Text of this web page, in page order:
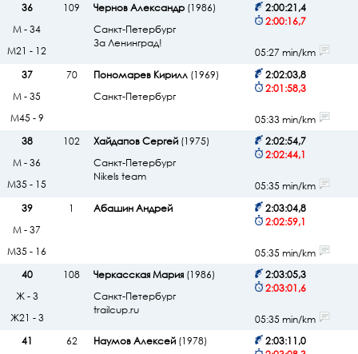
36
109 Чернов Александр(1986)
Санкт-Петербург
За Ленинград!
2:00:21,4
2:00:16,7
М - 34
М21 - 12
05:27 min/km
37
70 Пономарев Кирилл(1969)
Санкт-Петербург
2:02:03,8
2:01:58,3
М - 35
М45 - 9
05:33 min/km
38
102 Хайдапов Сергей(1975)
Санкт-Петербург
Nikels team
2:02:54,7
2:02:44,1
М - 36
М35 - 15
05:35 min/km
39
1 Абашин Андрей
2:03:04,8
2:02:59,1
М - 37
М35 - 16
05:35 min/km
40
108 Черкасская Мария(1986)
Санкт-Петербург
trailcup.ru
2:03:05,3
2:03:01,6
Ж - 3
Ж21 - 3
05:35 min/km
41
62 Наумов Алексей(1978)
2:03:11,0